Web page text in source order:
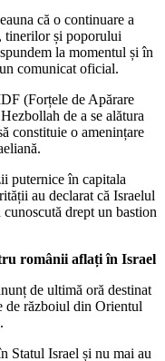
că o continuare a
tinerilor și poporului
la momentul și în
comunicat oficial.
(Forțele de Apărare
de a se alătura
constituie o amenințare
puternice în capitala
au declarat că Israelul
drept un bastion
românii aflați în Israel
de ultimă oră destinat
de războiul din Orientul
Statul Israel și nu mai au